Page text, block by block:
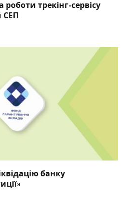
трекінг-сервісу
СЕП
банку